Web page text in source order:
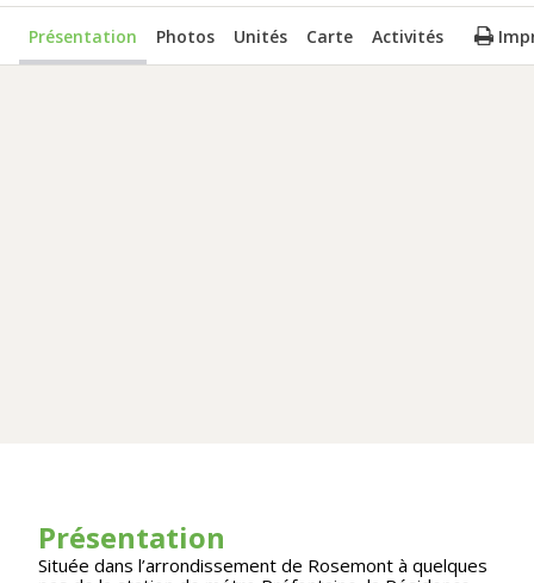
Présentation Photos Unités Carte Activités
Présentation
Située dans l’arrondissement de Rosemont à quelques